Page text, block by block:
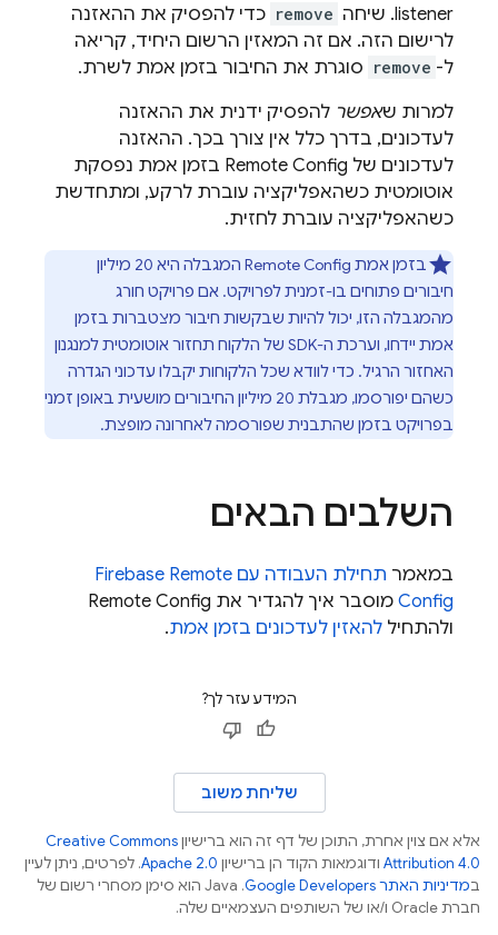
listener. שיחה
remove כדי להפסיק את ההאזנה
לרישום הזה. אם זה המאזין הרשום היחיד, קריאה
ל- remove סוגרת את החיבור בזמן אמת לשרת.
למרות שאפשר להפסיק ידנית את ההאזנה
לעדכונים, בדרך כלל אין צורך בכך. ההאזנה
לעדכונים של Remote Config בזמן אמת נפסקת
אוטומטית כשהאפליקציה עוברת לרקע, ומתחדשת
כשהאפליקציה עוברת לחזית.
בזמן אמת Remote Config
המגבלה היא 20 מיליון
חיבורים פתוחים בו-זמנית לפרויקט. אם פרויקט חורג
מהמגבלה הזו, יכול להיות שבקשות חיבור מצטברות בזמן
אמת יידחו, וערכת ה-SDK של הלקוח תחזור אוטומטית למנגנון
האחזור הרגיל. כדי לוודא שכל הלקוחות יקבלו עדכוני הגדרה
כשהם יפורסמו, מגבלת 20 מיליון החיבורים מושעית באופן זמני
בפרויקט בזמן שהתבנית שפורסמה לאחרונה מופצת.
השלבים הבאים
במאמר תחילת העבודה עם Firebase Remote
Config מוסבר איך להגדיר את Remote Config
ולהתחיל להאזין לעדכונים בזמן אמת.
המידע עזר לך?
שליחת משוב
אלא אם צוין אחרת, התוכן של דף זה הוא ברישיוןCreative Commons
Attribution 4.0 ודוגמאות הקוד הן ברישיון Apache 2.0. לפרטים, ניתן לעיין
במדיניות האתר Google Developers‏
.‏ Java הוא סימן מסחרי רשום של
חברת Oracle ו/או של השותפים העצמאיים שלה.